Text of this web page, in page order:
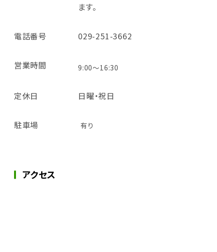
ます。
電話番号 029-251-3662
営業時間 9:00～16:30
定休日 日曜・祝日
駐車場 有り
アクセス